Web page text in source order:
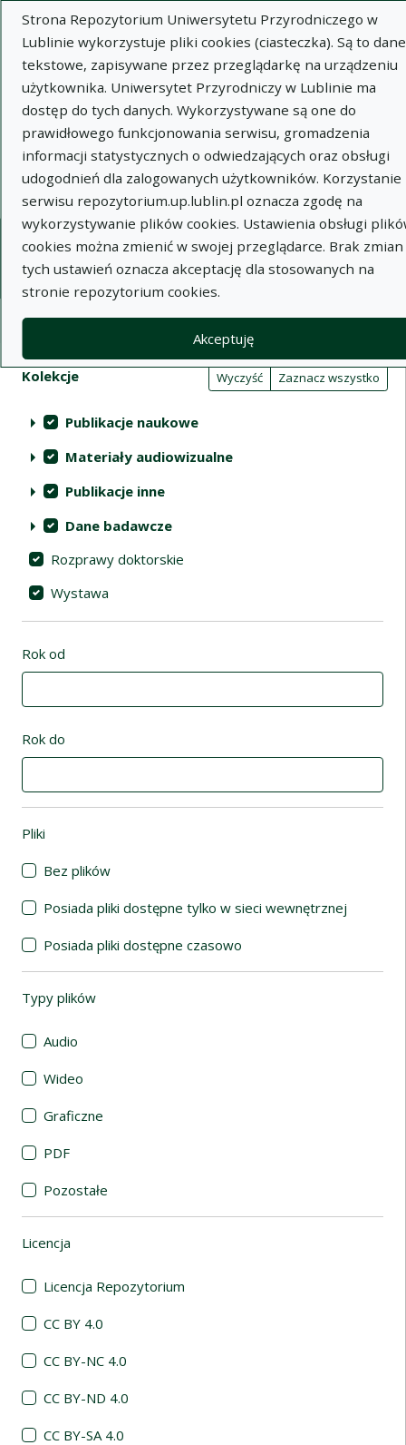
Strona Repozytorium Uniwersytetu Przyrodniczego w
Lublinie wykorzystuje pliki cookies (ciasteczka). Są to dane
tekstowe, zapisywane przez przeglądarkę na urządzeniu
użytkownika. Uniwersytet Przyrodniczy w Lublinie ma
dostęp do tych danych. Wykorzystywane są one do
prawidłowego funkcjonowania serwisu, gromadzenia
informacji statystycznych o odwiedzających oraz obsługi
udogodnień dla zalogowanych użytkowników. Korzystanie
serwisu repozytorium.up.lublin.pl oznacza zgodę na
wykorzystywanie plików cookies. Ustawienia obsługi
cookies można zmienić w swojej przeglądarce. Brak zmian
tych ustawień oznacza akceptację dla stosowanych na
stronie repozytorium cookies.
Akceptuję
Repozytorium Uniwersytetu
Przyrodniczego w Lublinie
Kolekcje
Tabela wyników wyszukiwania
Filtry wyszukiwania (automatyczne
Akcje na kolekcjach Wyczyść Zaznacz wszystko
Kolekcje (automatyczne przeładowanie treści)
Publikacje naukowe
Materiały audiowizualne
Publikacje inne
Dane badawcze
Rozprawy doktorskie
Wystawa
Rok od
Rok do
Pliki
Bez plików
Posiada pliki dostępne tylko w sieci wewnętrznej
Posiada pliki dostępne czasowo
Typy plików
Audio
Wideo
Graficzne
PDF
Pozostałe
Licencja
Licencja Repozytorium
CC BY 4.0
CC BY-NC 4.0
CC BY-ND 4.0
CC BY-SA 4.0